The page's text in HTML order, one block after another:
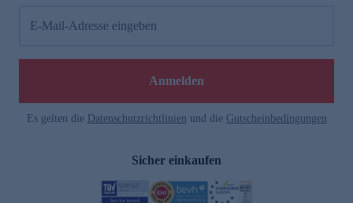
E-Mail-Adresse eingeben
Anmelden
Es gelten die Datenschutzrichtlinien und die Gutscheinbedingungen
Sicher einkaufen